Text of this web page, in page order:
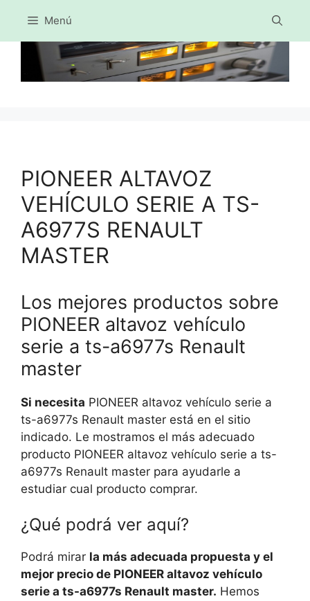
Saltar
al
contenido
Menú
PIONEER ALTAVOZ
VEHÍCULO SERIE A TS-
A6977S RENAULT
MASTER
Los mejores productos sobre
PIONEER altavoz vehículo
serie a ts-a6977s Renault
master
Si necesita PIONEER altavoz vehículo serie a
ts-a6977s Renault master está en el sitio
indicado. Le mostramos el más adecuado
producto PIONEER altavoz vehículo serie a ts-
a6977s Renault master para ayudarle a
estudiar cual producto comprar.
¿Qué podrá ver aquí?
Podrá mirar la más adecuada propuesta y el
mejor precio de PIONEER altavoz vehículo
serie a ts-a6977s Renault master. Hemos